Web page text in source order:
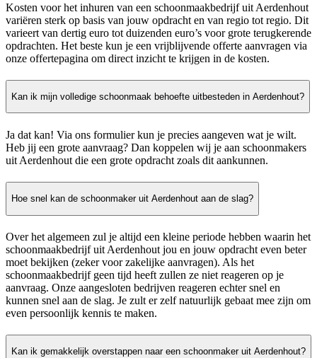
Kosten voor het inhuren van een schoonmaakbedrijf uit Aerdenhout
variëren sterk op basis van jouw opdracht en van regio tot regio. Dit
varieert van dertig euro tot duizenden euro’s voor grote terugkerende
opdrachten. Het beste kun je een vrijblijvende offerte aanvragen via
onze offertepagina om direct inzicht te krijgen in de kosten.
Kan ik mijn volledige schoonmaak behoefte uitbesteden in Aerdenhout?
Ja dat kan! Via ons formulier kun je precies aangeven wat je wilt.
Heb jij een grote aanvraag? Dan koppelen wij je aan schoonmakers
uit Aerdenhout die een grote opdracht zoals dit aankunnen.
Hoe snel kan de schoonmaker uit Aerdenhout aan de slag?
Over het algemeen zul je altijd een kleine periode hebben waarin het
schoonmaakbedrijf uit Aerdenhout jou en jouw opdracht even beter
moet bekijken (zeker voor zakelijke aanvragen). Als het
schoonmaakbedrijf geen tijd heeft zullen ze niet reageren op je
aanvraag. Onze aangesloten bedrijven reageren echter snel en
kunnen snel aan de slag. Je zult er zelf natuurlijk gebaat mee zijn om
even persoonlijk kennis te maken.
Kan ik gemakkelijk overstappen naar een schoonmaker uit Aerdenhout?